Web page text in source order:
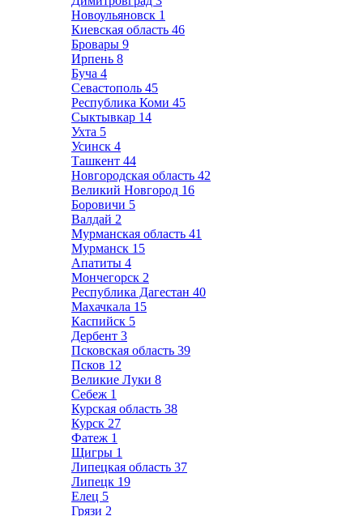
Новоульяновск 1
Киевская область 46
Бровары 9
Ирпень 8
Буча 4
Севастополь 45
Республика Коми 45
Сыктывкар 14
Ухта 5
Усинск 4
Ташкент 44
Новгородская область 42
Великий Новгород 16
Боровичи 5
Валдай 2
Мурманская область 41
Мурманск 15
Апатиты 4
Мончегорск 2
Республика Дагестан 40
Махачкала 15
Каспийск 5
Дербент 3
Псковская область 39
Псков 12
Великие Луки 8
Себеж 1
Курская область 38
Курск 27
Фатеж 1
Щигры 1
Липецкая область 37
Липецк 19
Елец 5
Грязи 2